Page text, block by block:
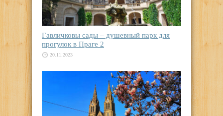
Гавличковы сады – душевный парк для
прогулок в Праге 2
20.11.2023